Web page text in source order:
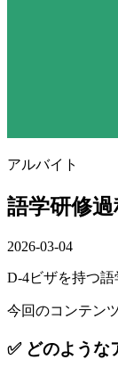
アルバイト
語学研修
2026-03-04
D-4ビザを持つ
今回のコンテン
✅ どのような